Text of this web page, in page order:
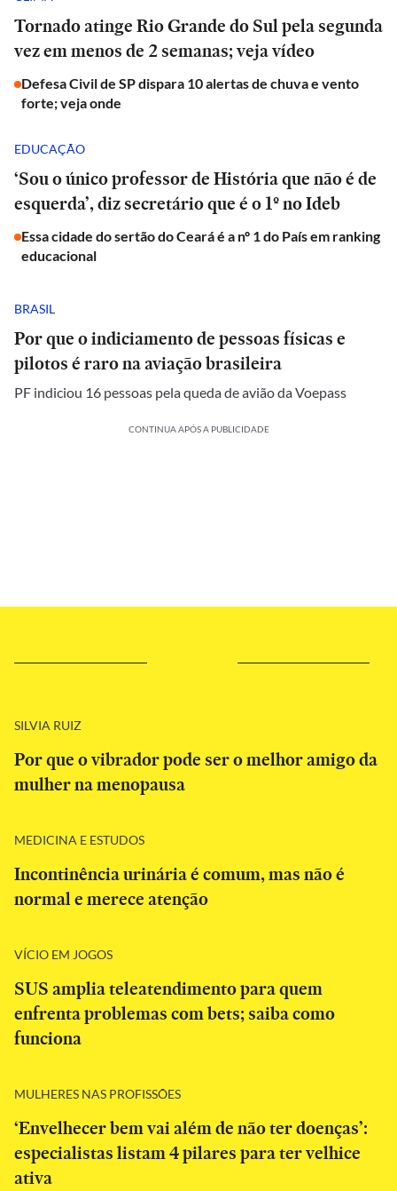
Tornado atinge Rio Grande do Sul pela segunda
vez em menos de 2 semanas; veja vídeo
Defesa Civil de SP dispara 10 alertas de chuva e vento
forte; veja onde
EDUCAÇÃO
‘Sou o único professor de História que não é de
esquerda’, diz secretário que é o 1º no Ideb
Essa cidade do sertão do Ceará é a nº 1 do País em ranking
educacional
BRASIL
Por que o indiciamento de pessoas físicas e
pilotos é raro na aviação brasileira
PF indiciou 16 pessoas pela queda de avião da Voepass
CONTINUA APÓS A PUBLICIDADE
SILVIA RUIZ
Por que o vibrador pode ser o melhor amigo da
mulher na menopausa
MEDICINA E ESTUDOS
Incontinência urinária é comum, mas não é
normal e merece atenção
VÍCIO EM JOGOS
SUS amplia teleatendimento para quem
enfrenta problemas com bets; saiba como
funciona
MULHERES NAS PROFISSÕES
‘Envelhecer bem vai além de não ter doenças’:
especialistas listam 4 pilares para ter velhice
ativa